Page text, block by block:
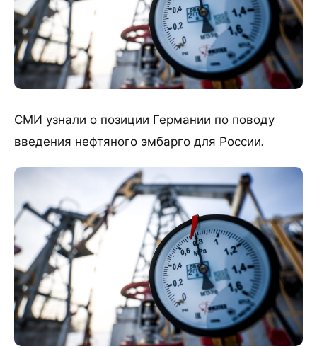
СМИ узнали о позиции Германии по поводу
введения нефтяного эмбарго для России.